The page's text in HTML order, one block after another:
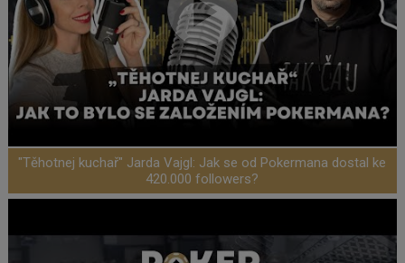
"Těhotnej kuchař" Jarda Vajgl: Jak se od Pokermana dostal ke
420.000 followers?